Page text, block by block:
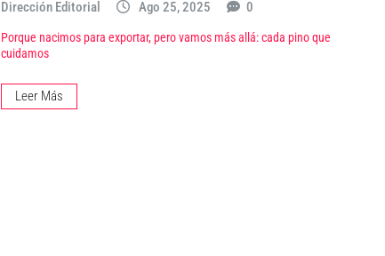
Dirección Editorial Ago 25, 2025 0
Porque nacimos para exportar, pero vamos más allá: cada pino que
cuidamos
Leer Más